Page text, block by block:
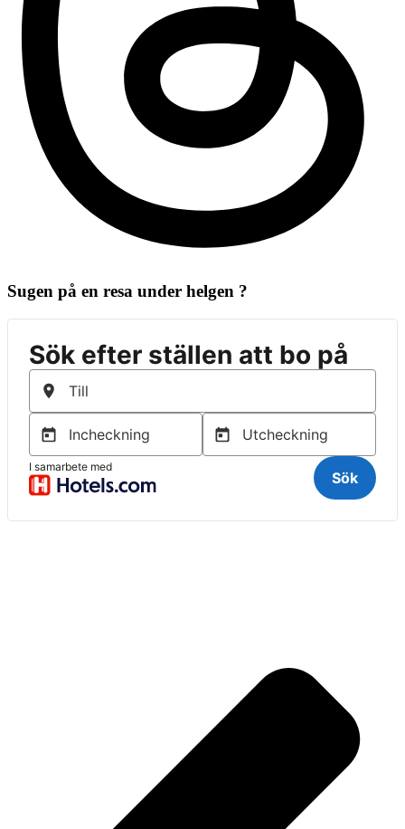
Sugen på en resa under helgen ?